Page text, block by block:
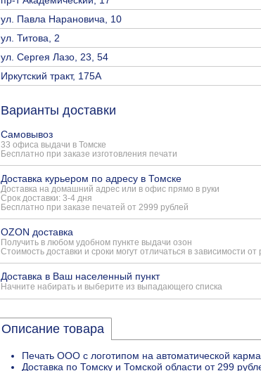
ул. Павла Нарановича, 10
ул. Титова, 2
ул. Сергея Лазо, 23, 54
Иркутский тракт, 175А
Варианты доставки
Самовывоз
33 офиса выдачи в Томске
Бесплатно при заказе изготовления печати
Доставка курьером по адресу в Томске
Доставка на домашний адрес или в офис прямо в руки
Срок доставки: 3-4 дня
Бесплатно при заказе печатей от 2999 рублей
OZON доставка
Получить в любом удобном пункте выдачи озон
Стоимость доставки и сроки могут отличаться в зависимости от
Доставка в Ваш населенный пункт
Начните набирать и выберите из выпадающего списка
Описание товара
Печать ООО с логотипом на автоматической
Доставка по Томску и Томской области от 299